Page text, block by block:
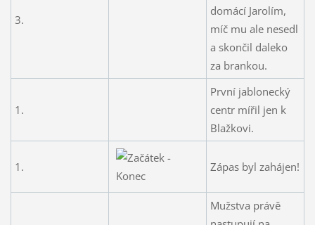
3.
domácí Jarolím,
míč mu ale nesedl
a skončil daleko
za brankou.
1.
První jablonecký
centr mířil jen k
Blažkovi.
1. Zápas byl zahájen!
Mužstva právě